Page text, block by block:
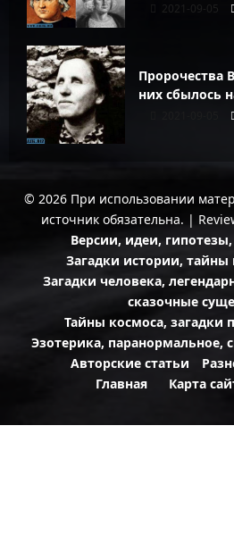
2021-09-05
Пророчества
них сбылось
© 2026 При использовании
источник обязательна. |
Версии, идеи,
Загадки истории,
Загадки человека,
сказочные
Тайны космоса, загадки
Эзотерика, паранормальное,
Авторские статьи
Главная
Карта